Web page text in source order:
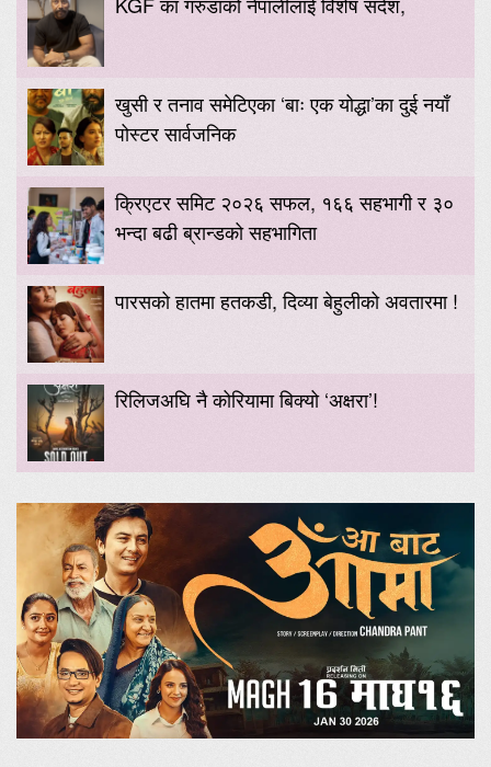
खुसी र तनाव समेटिएका ‘बाः एक योद्धा’का दुई नयाँ
पोस्टर सार्वजनिक
क्रिएटर समिट २०२६ सफल, १६६ सहभागी र ३०
भन्दा बढी ब्रान्डको सहभागिता
पारसको हातमा हतकडी, दिव्या बेहुलीको अवतारमा !
रिलिजअघि नै कोरियामा बिक्यो ‘अक्षरा’!